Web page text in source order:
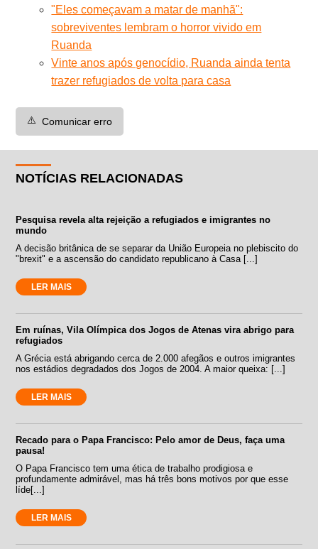
"Eles começavam a matar de manhã":
sobreviventes lembram o horror vivido em
Ruanda
Vinte anos após genocídio, Ruanda ainda tenta
trazer refugiados de volta para casa
⚠️ Comunicar erro
NOTÍCIAS RELACIONADAS
Pesquisa revela alta rejeição a refugiados e imigrantes no
mundo
A decisão britânica de se separar da União Europeia no plebiscito do
"brexit" e a ascensão do candidato republicano à Casa [...]
LER MAIS
Em ruínas, Vila Olímpica dos Jogos de Atenas vira abrigo para
refugiados
A Grécia está abrigando cerca de 2.000 afegãos e outros imigrantes
nos estádios degradados dos Jogos de 2004. A maior queixa: [...]
LER MAIS
Recado para o Papa Francisco: Pelo amor de Deus, faça uma
pausa!
O Papa Francisco tem uma ética de trabalho prodigiosa e
profundamente admirável, mas há três bons motivos por que esse
líde[...]
LER MAIS